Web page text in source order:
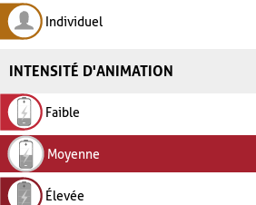
Individuel
INTENSITÉ D'ANIMATION
Faible
Moyenne
Élevée